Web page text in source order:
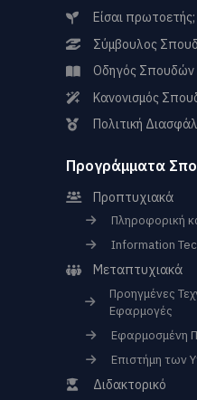
Είσαι πρωτοετής;
Σύμβουλος
Οδηγός Σπουδών
Κανονισμός
Πολιτική
Προγράμματα
Προπτυχιακά
Πληροφορική
Information
Μεταπτυχιακά
Προηγμένες
Εφαρμογές
Εφαρμοσμένη
Επιστήμη των
Διδακτορικό